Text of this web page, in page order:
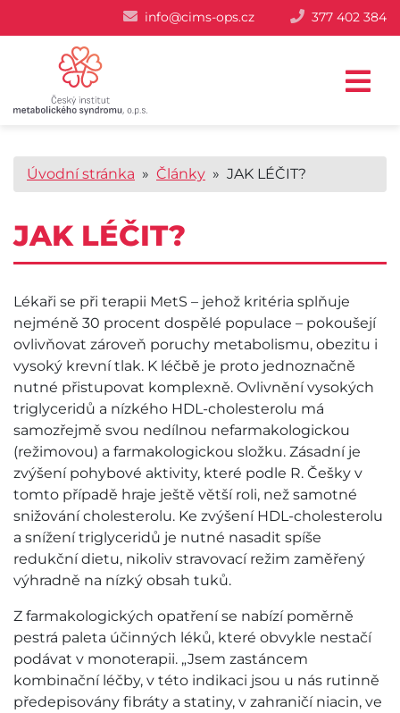
info@cims-ops.cz 377 402 384
Úvodní stránka » Články » JAK LÉČIT?
JAK LÉČIT?
Lékaři se při terapii MetS – jehož kritéria splňuje
nejméně 30 procent dospělé populace – pokoušejí
ovlivňovat zároveň poruchy metabolismu, obezitu i
vysoký krevní tlak. K léčbě je proto jednoznačně
nutné přistupovat komplexně. Ovlivnění vysokých
triglyceridů a nízkého HDL-cholesterolu má
samozřejmě svou nedílnou nefarmakologickou
(režimovou) a farmakologickou složku. Zásadní je
zvýšení pohybové aktivity, které podle R. Češky v
tomto případě hraje ještě větší roli, než samotné
snižování cholesterolu. Ke zvýšení HDL-cholesterolu
a snížení triglyceridů je nutné nasadit spíše
redukční dietu, nikoliv stravovací režim zaměřený
výhradně na nízký obsah tuků.
Z farmakologických opatření se nabízí poměrně
pestrá paleta účinných léků, které obvykle nestačí
podávat v monoterapii. „Jsem zastáncem
kombinační léčby, v této indikaci jsou u nás rutinně
předepisovány fibráty a statiny, v zahraničí niacin, ve